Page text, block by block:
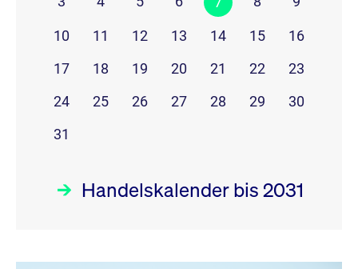
10 11 12 13 14 15
16
17
18 19 20 21 22
23
24
25 26 27 28 29
30
31
Handelskalender bis 2031